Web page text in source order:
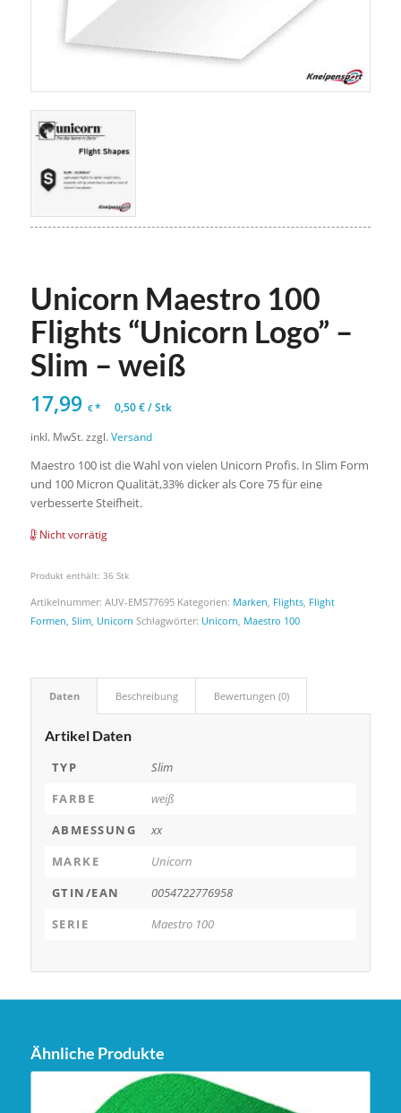
Unicorn Maestro 100
Flights “Unicorn Logo” –
Slim – weiß
17,99 €* 0,50€/Stk
inkl. MwSt. zzgl.Versand
Maestro 100 ist die Wahl von vielen Unicorn Profis. In Slim Form
und 100 Micron Qualität,33% dicker als Core 75 für eine
verbesserte Steifheit.
Nicht vorrätig
Produkt enthält: 36 Stk
Artikelnummer: AUV-EMS77695 Kategorien: Marken Flights, Flight
Formen Slim, Unicorn Schlagwörter: Unicorn Maestro 100
Daten Beschreibung Bewertungen (0)
Artikel Daten
TYP
Slim
FARBE
weiß
ABMESSUNG
xx
MARKE
Unicorn
GTIN/EAN
0054722776958
SERIE
Maestro 100
Ähnliche Produkte